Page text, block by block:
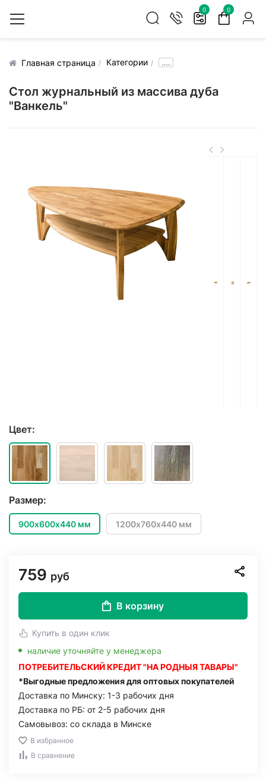
0 0
Главная страница Категории .....
Стол журнальный из массива дуба
"Ванкель"
Цвет:
Размер:
900х600х440 мм 1200х760х440 мм
759 руб
В корзину
Купить в один клик
наличие уточняйте у менеджера
ПОТРЕБИТЕЛЬСКИЙ КРЕДИТ "НА РОДНЫЯ ТАВАРЫ"
*Выгодные предложения для оптовых покупателей
Доставка по Минску: 1-3 рабочих дня
Доставка по РБ: от 2-5 рабочих дня
Самовывоз: со склада в Минске
В избранное
В сравнение